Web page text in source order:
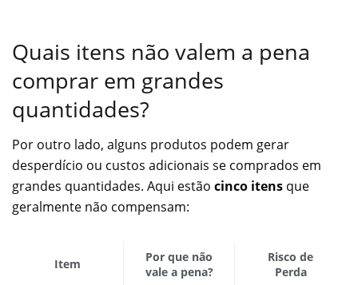
Quais itens não valem a pena
comprar em grandes
quantidades?
Por outro lado, alguns produtos podem gerar
desperdício ou custos adicionais se comprados em
grandes quantidades. Aqui estão cinco itens que
geralmente não compensam:
Item
Por que não
vale a pena?
Risco de
Perda